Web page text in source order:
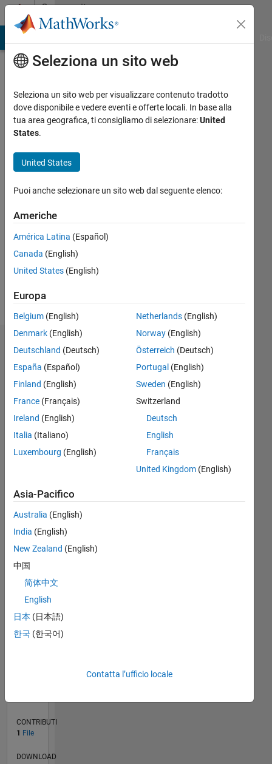
Vai al contenutoCommunity
Profile
Giuseppe
seen: 5
mesi fa
dal 2025
Followers:
Follow
Dashboard
Statistica
F…
0
2
CRONOLOGIA
RANK
21.509
CONTRIBUTI
1 File
DOWNLOAD
Seleziona un sito web
Seleziona un sito web per visualizzare contenuto tradotto
dove disponibile e vedere eventi e offerte locali. In base alla
tua area geografica, ti consigliamo di selezionare:United
States.
United States
Puoi anche selezionare un sito web dal seguente elenco:
Americhe
América Latina (Español)
Canada (English)
United States (English)
Europa
Belgium (English)
Denmark (English)
Deutschland (Deutsch)
España (Español)
Finland (English)
France (Français)
Ireland (English)
Italia (Italiano)
Luxembourg (English)
Netherlands(English)
Norway(English)
Österreich (Deutsch)
Portugal (English)
Sweden (English)
Switzerland
Deutsch
English
Français
United Kingdom(English)
Asia-Pacifico
Australia (English)
India (English)
New Zealand (English)
中国
简体中文
English
日本 (日本語)
한국 (한국어)
Contatta l’ufficio locale